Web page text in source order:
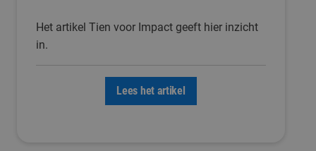
Het artikel Tien voor Impact geeft hier inzicht
in.
Lees het artikel